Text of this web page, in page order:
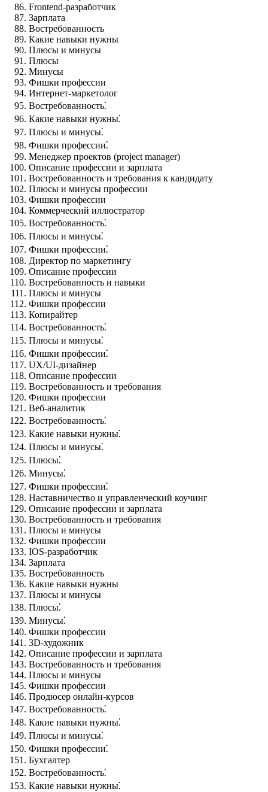
Frontend-разработчик
Зарплата
Востребованность
Какие навыки нужны
Плюсы и минусы
Плюсы
Минусы
Фишки профессии
Интернет-маркетолог
Востребованность⁚
Какие навыки нужны⁚
Плюсы и минусы⁚
Фишки профессии⁚
Менеджер проектов (project manager)
Описание профессии и зарплата
Востребованность и требования к кандидату
Плюсы и минусы профессии
Фишки профессии
Коммерческий иллюстратор
Востребованность⁚
Плюсы и минусы⁚
Фишки профессии⁚
Директор по маркетингу
Описание профессии
Востребованность и навыки
Плюсы и минусы
Фишки профессии
Копирайтер
Востребованность⁚
Плюсы и минусы⁚
Фишки профессии⁚
UX/UI-дизайнер
Описание профессии
Востребованность и требования
Фишки профессии
Веб-аналитик
Востребованность⁚
Какие навыки нужны⁚
Плюсы и минусы⁚
Плюсы⁚
Минусы⁚
Фишки профессии⁚
Наставничество и управленческий коучинг
Описание профессии и зарплата
Востребованность и требования
Плюсы и минусы
Фишки профессии
IOS-разработчик
Зарплата
Востребованность
Какие навыки нужны
Плюсы и минусы
Плюсы⁚
Минусы⁚
Фишки профессии
3D-художник
Описание профессии и зарплата
Востребованность и требования
Плюсы и минусы
Фишки профессии
Продюсер онлайн-курсов
Востребованность⁚
Какие навыки нужны⁚
Плюсы и минусы⁚
Фишки профессии⁚
Бухгалтер
Востребованность⁚
Какие навыки нужны⁚